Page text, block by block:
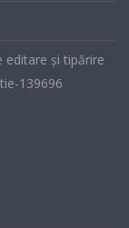
editare și tipărire
139696